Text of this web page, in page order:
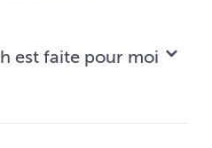
est faite pour moi